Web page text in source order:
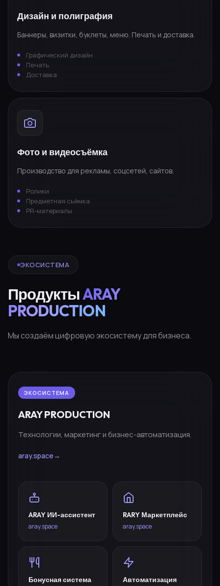
Дизайн и полиграфия
Баннеры, визитки, буклеты, меню. Печать и доставка.
Графический дизайн
Печать
Доставка
Фото и видеосъёмка
Производство для рекламы, соцсетей, сайтов.
Ролики
Предметная съёмка
PR-материалы
ЭКОСИСТЕМА
ПродуктыARAY
PRODUCTION
Мы создаём цифровую экосистему для бизнеса.
ЭКОСИСТЕМА
ARAY PRODUCTION
Технологии, маркетинг и бизнес-автоматизация.
aray.space→
ARAY ИИ-ассистент
aray.space
RARY Маркетплейс
aray.space
Бонусная система Автоматизация